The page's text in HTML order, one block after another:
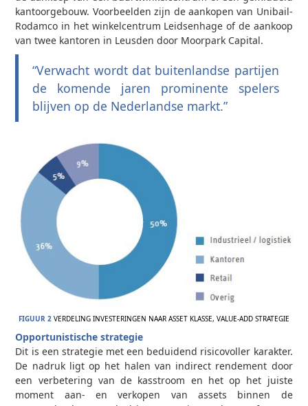
kantoorgebouw. Voorbeelden zijn de aankopen van Unibail-
Rodamco in het winkelcentrum Leidsenhage of de aankoop
van twee kantoren in Leusden door Moorpark Capital.
“Verwacht wordt dat buitenlandse partijen
de komende jaren prominente spelers
blijven op de Nederlandse markt.”
FIGUUR 2 VERDELING INVESTERINGEN NAAR ASSET KLASSE, VALUE-ADD STRATEGIE
Opportunistische strategie
Dit is een strategie met een beduidend risicovoller karakter.
De nadruk ligt op het halen van indirect rendement door
een verbetering van de kasstroom en het op het juiste
moment aan- en verkopen van assets binnen de